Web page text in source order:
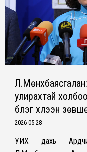
Л.Мөнхбаясгалан:
улирахтай
бүлэг хүлээн
2026-05-28
УИХ дахь